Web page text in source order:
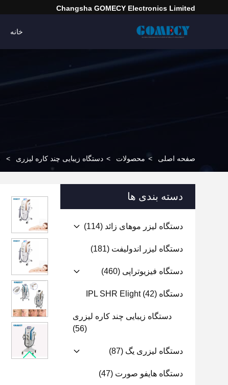
Changsha GOMECY Electronics Limited
خانه
صفحه اصلی > محصولات > دستگاه زیبایی چند کاره لیزری >
دسته بندی ها
دستگاه لیزر موهای زائد (114)
دستگاه لیزر اندولیفت (181)
دستگاه فیزیوتراپی (460)
دستگاه IPL SHR Elight (42)
دستگاه زیبایی چند کاره لیزری
(56)
دستگاه لیزری یگ (87)
دستگاه هایفو صورت (47)